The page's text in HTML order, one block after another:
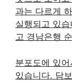
과는 다르게
실행되고 있
고 경남은행
분포도에 있
있습니다. 담